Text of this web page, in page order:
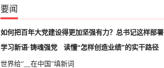
要闻
如何把百年大党建设得更加坚强有力？总书记这样部署
学习新语·铸魂强党
读懂“怎样创造业绩”的实干路径
世界给“__在中国”填新词